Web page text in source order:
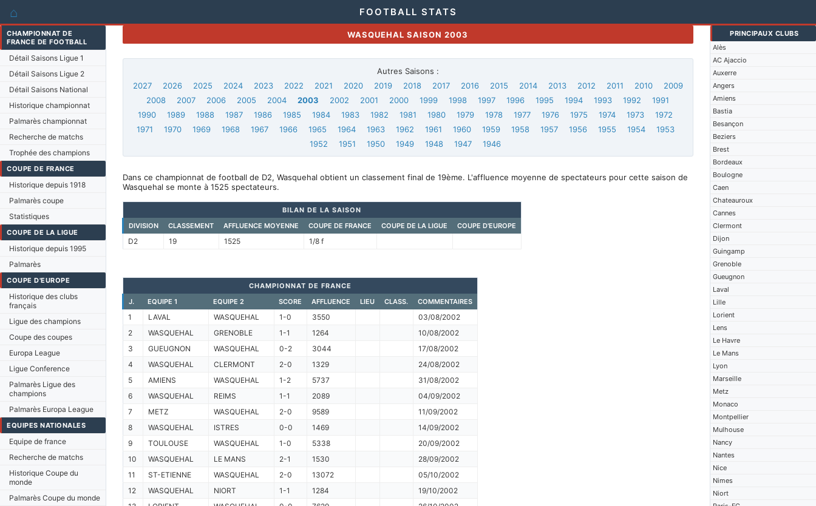
⌂ FOOTBALL STATS
CHAMPIONNAT DE
FRANCE DE FOOTBALL
Détail Saisons Ligue 1
Détail Saisons Ligue 2
Détail Saisons National
Historique championnat
Palmarès championnat
Recherche de matchs
Trophée des champions
COUPE DE FRANCE
Historique depuis 1918
Palmarès coupe
Statistiques
COUPE DE LA LIGUE
Historique depuis 1995
Palmarès
COUPE D'EUROPE
Historique des clubs
français
Ligue des champions
Coupe des coupes
Europa League
Ligue Conference
Palmarès Ligue des
champions
Palmarès Europa League
EQUIPES NATIONALES
Equipe de france
Recherche de matchs
Historique Coupe du
monde
Palmarès Coupe du monde
PRINCIPAUX CLUBS
Alès
AC Ajaccio
Auxerre
Angers
Amiens
Bastia
Besançon
Beziers
Brest
Bordeaux
Boulogne
Caen
Chateauroux
Cannes
Clermont
Dijon
Guingamp
Grenoble
Gueugnon
Laval
Lille
Lorient
Lens
Le Havre
Le Mans
Lyon
Marseille
Metz
Monaco
Montpellier
Mulhouse
Nancy
Nantes
Nice
Nimes
Niort
WASQUEHAL SAISON 2003
Autres Saisons :
2027
2026 2025 2024 2023 2022 2021 2020 2019 2018 2017 2016 2015 2014 2013 2012 2011 2010
2009
2008
2007 2006 2005 2004 2003 2002 2001 2000 1999 1998 1997 1996 1995 1994 1993 1992
1991
1990
1989 1988 1987 1986 1985 1984 1983 1982 1981 1980 1979 1978 1977 1976 1975 1974 1973
1972
1971
1970 1969 1968 1967 1966 1965 1964 1963 1962 1961 1960 1959 1958 1957 1956 1955 1954
1953
1952
1951 1950 1949 1948 1947 1946
Dans ce championnat de football de D2, Wasquehal obtient un classement final de 19ème. L'affluence moyenne de spectateurs pour cette saison de
Wasquehal se monte à 1525 spectateurs.
BILAN DE LA SAISON
DIVISION
CLASSEMENT AFFLUENCE MOYENNE COUPE DE FRANCE COUPE DE LA LIGUE COUPE D'EUROPE
D2 19 1525 1/8 f
CHAMPIONNAT DE FRANCE
J.
EQUIPE 1 EQUIPE 2 SCORE AFFLUENCE LIEU CLASS. COMMENTAIRES
1 LAVAL WASQUEHAL 1-0 3550
03/08/2002
2
WASQUEHAL GRENOBLE 1-1 1264
10/08/2002
3
GUEUGNON WASQUEHAL 0-2 3044
17/08/2002
4
WASQUEHAL CLERMONT 2-0 1329
24/08/2002
5
AMIENS WASQUEHAL 1-2 5737
31/08/2002
6
WASQUEHAL REIMS 1-1 2089
04/09/2002
7
METZ WASQUEHAL 2-0 9589
11/09/2002
8
WASQUEHAL ISTRES 0-0 1469
14/09/2002
9
TOULOUSE WASQUEHAL 1-0 5338
20/09/2002
10
WASQUEHAL LE MANS 2-1 1530
28/09/2002
11
ST-ETIENNE WASQUEHAL 2-0 13072
05/10/2002
12
WASQUEHAL NIORT 1-1 1284
19/10/2002